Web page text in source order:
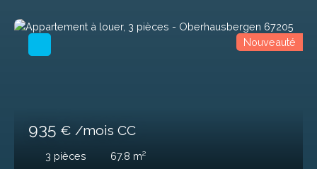
935 € /mois CC
3 pièces 67.8 m²
Nouveauté